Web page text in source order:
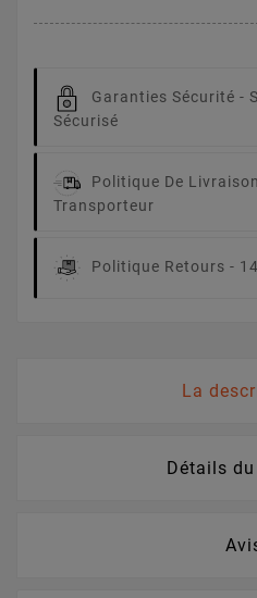
Garanties Sécurité -
Sécurisé
Politique De
Transporteur
Politique Retours -
La
Détails